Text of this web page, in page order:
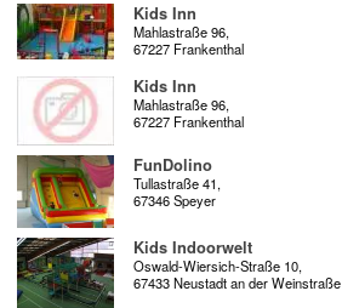
Kids Inn
Mahlastraße 96,
67227 Frankenthal
Kids Inn
Mahlastraße 96,
67227 Frankenthal
FunDolino
Tullastraße 41,
67346 Speyer
Kids Indoorwelt
Oswald-Wiersich-Straße 10,
67433 Neustadt an der Weinstraße